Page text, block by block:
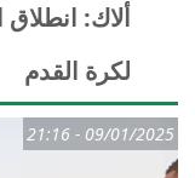
لكرة القدم
09/01/2025 - 21:16